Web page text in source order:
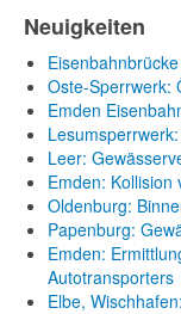
Neuigkeiten
Oste-Sperrwerk:
Emden
Leer:
Emden: Kollision
Oldenburg:
Papenburg:
Emden:
Autotransporters
Elbe,